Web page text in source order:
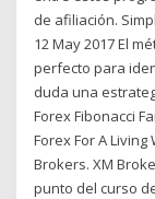
de afiliación.
12 May 2017 El
perfecto para
duda una
Forex Fibonacci
Forex For A
Brokers. XM
punto del curso